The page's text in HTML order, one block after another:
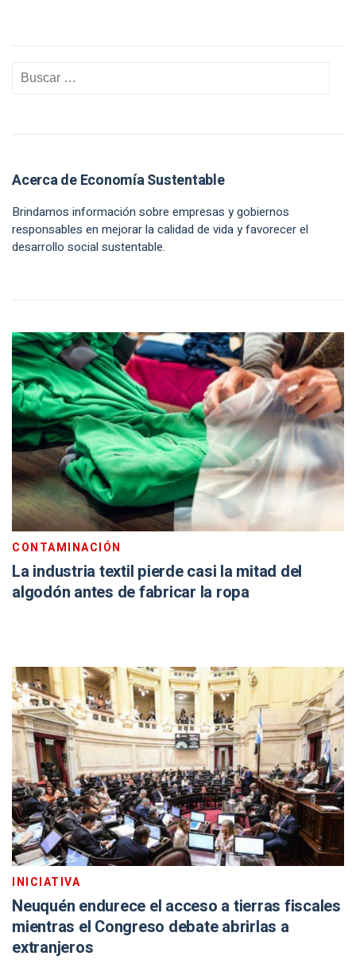
Acerca de Economía Sustentable
Brindamos información sobre empresas y gobiernos
responsables en mejorar la calidad de vida y favorecer el
desarrollo social sustentable.
CONTAMINACIÓN
La industria textil pierde casi la mitad del
algodón antes de fabricar la ropa
INICIATIVA
Neuquén endurece el acceso a tierras fiscales
mientras el Congreso debate abrirlas a
extranjeros